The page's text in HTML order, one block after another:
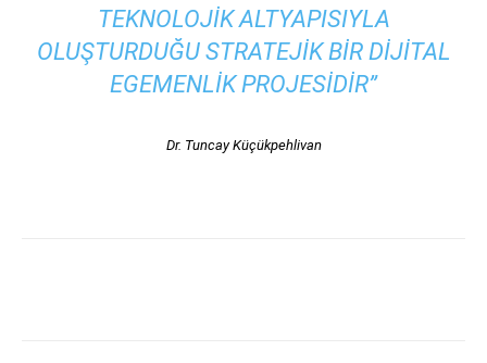
TEKNOLOJIK ALTYAPISIYLA
OLUŞTURDUĞU STRATEJIK BIR DIJITAL
EGEMENLIK PROJESIDIR”
Dr. Tuncay Küçükpehlivan